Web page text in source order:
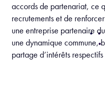
accords de partenariat, ce
recrutements et de
une entreprise partenaire
une dynamique commune,
partage d’intérêts